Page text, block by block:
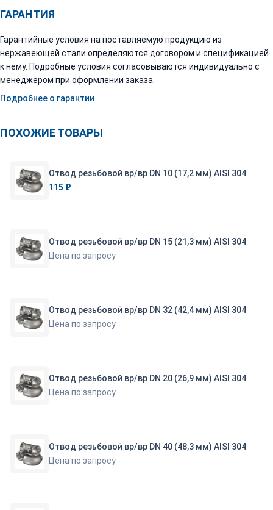
ГАРАНТИЯ
Гарантийные условия на поставляемую продукцию из
нержавеющей стали определяются договором и спецификацией
к нему. Подробные условия согласовываются индивидуально с
менеджером при оформлении заказа.
Подробнее о гарантии
ПОХОЖИЕ ТОВАРЫ
Отвод резьбовой вр/вр DN 10 (17,2 мм) AISI 304
115 ₽
Отвод резьбовой вр/вр DN 15 (21,3 мм) AISI 304
Цена по запросу
Отвод резьбовой вр/вр DN 32 (42,4 мм) AISI 304
Цена по запросу
Отвод резьбовой вр/вр DN 20 (26,9 мм) AISI 304
Цена по запросу
Отвод резьбовой вр/вр DN 40 (48,3 мм) AISI 304
Цена по запросу